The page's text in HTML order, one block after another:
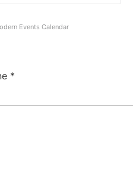
Events Calendar
*